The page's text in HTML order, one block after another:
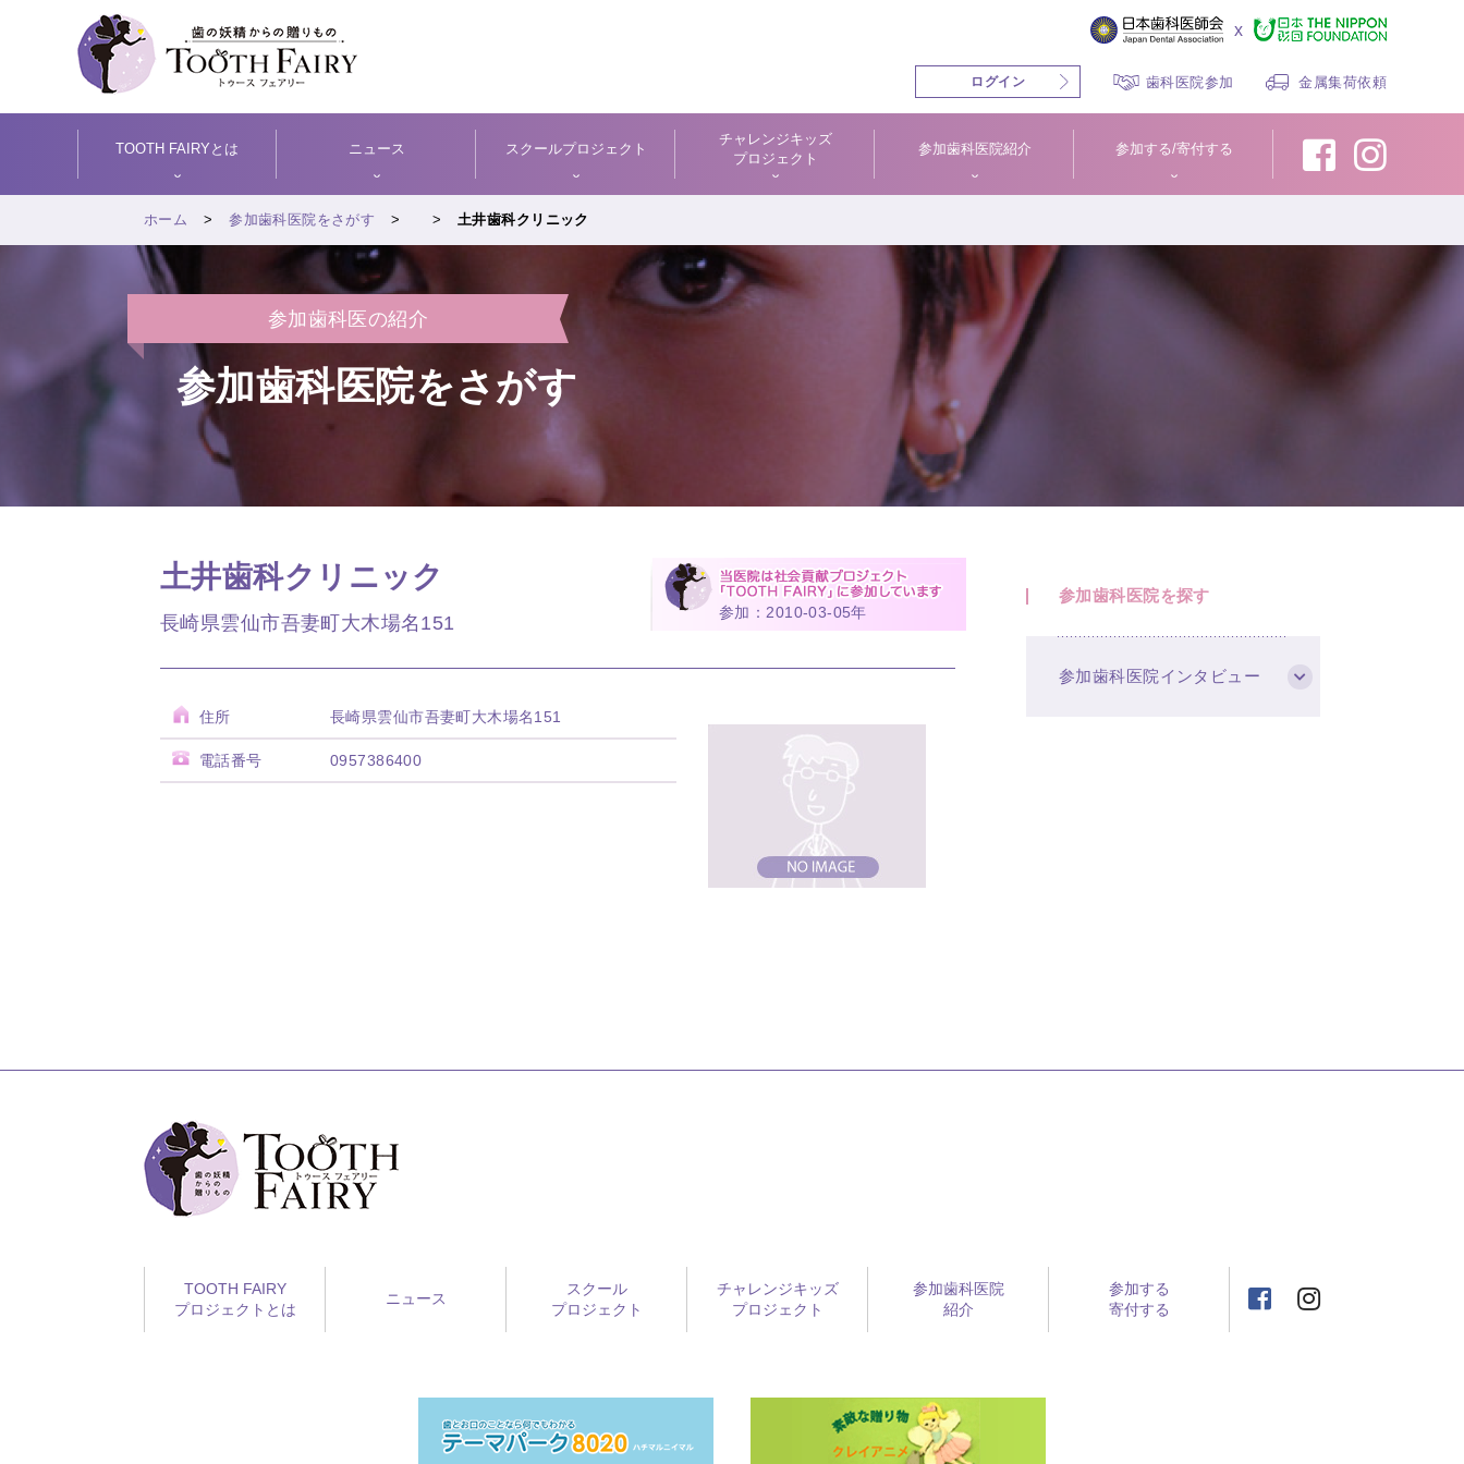
x
ログイン 歯科医院参加 金属集荷依頼
TOOTH FAIRYとは ニュース スクールプロジェクト
チャレンジキッズ
プロジェクト
参加歯科医院紹介 参加する/寄付する
ホーム 参加歯科医院をさがす 土井歯科クリニック
参加歯科医の紹介
参加歯科医院をさがす
土井歯科クリニック
長崎県雲仙市吾妻町大木場名151 参加：2010-03-05年
住所 長崎県雲仙市吾妻町大木場名151
電話番号 0957386400
参加歯科医院を探す
参加歯科医院インタビュー
TOOTH FAIRY
プロジェクトとは
ニュース
スクール
プロジェクト
チャレンジキッズ
プロジェクト
参加歯科医院
紹介
参加する
寄付する